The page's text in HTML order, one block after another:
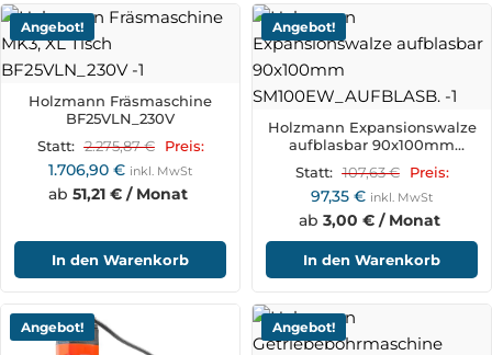
Angebot!
Holzmann Fräsmaschine
BF25VLN_230V
Statt: 2.275,87€ Preis:
1.706,90 € inkl. MwSt
ab 51,21 € / Monat
In den Warenkorb
Angebot!
Holzmann Expansionswalze
aufblasbar 90x100mm
SM100EW_AUFBLASB.
Statt: 107,63€ Preis:
97,35 € inkl. MwSt
ab 3,00 € / Monat
In den Warenkorb
Angebot! Angebot!